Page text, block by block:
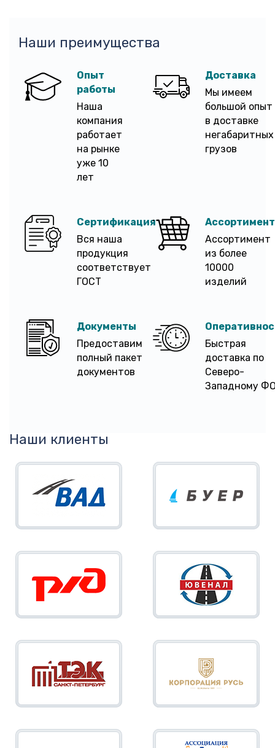
Наши преимущества
Опыт
работы
Наша
компания
работает
на рынке
уже 10
лет
Доставка
Мы имеем
большой опыт
в доставке
негабаритных
грузов
Сертификация
Вся наша
продукция
соответствует
ГОСТ
Ассортимент
Ассортимент
из более
10000
изделий
Документы
Предоставим
полный пакет
документов
Быстрая
доставка по
Северо-
Западному
Наши клиенты